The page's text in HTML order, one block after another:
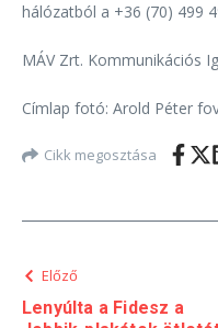
hálózatból a +36 (70) 499
MÁV Zrt. Kommunikációs
Címlap fotó: Arold Péter
Cikk megosztása
Előző
Lenyúlta a Fidesz a